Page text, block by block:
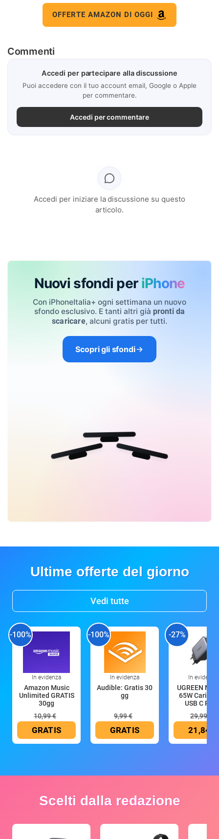
OFFERTE AMAZON DI OGGI
Commenti
Accedi per partecipare alla discussione
Puoi accedere con il tuo account email, Google o Apple
per commentare.
Accedi per commentare
Accedi per iniziare la discussione su questo
articolo.
Nuovi sfondi per iPhone
Con iPhoneItalia+ ogni settimana un nuovo
sfondo esclusivo. E tanti altri già pronti da
scaricare, alcuni gratis per tutti.
Scopri gli sfondi
Ultime offerte del giorno
Vedi tutte
-100%
In evidenza
Amazon Music
Unlimited GRATIS
30gg
10,99 €
GRATIS
-100%
In evidenza
Audible: Gratis 30
gg
9,99 €
GRATIS
-27%
In evidenza
UGREEN
65W
USB C
29,99 €
21,84 €
Scelti dalla redazione